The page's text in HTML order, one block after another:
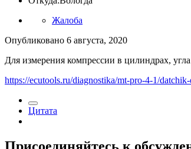
Жалоба
Опубликовано 6 августа, 2020
Для измерения компрессии в цилиндрах,
https://ecutools.ru/diagnostika/mt-pro-4-1/
Цитата